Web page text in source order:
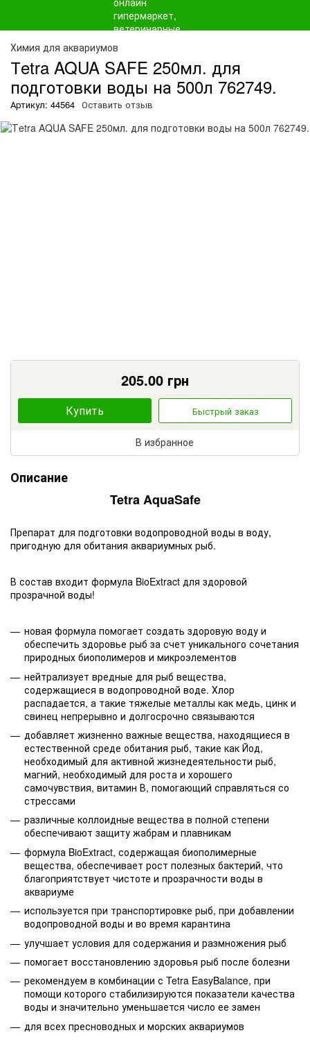
Химия для аквариумов
Тetra AQUA SAFE 250мл. для
подготовки воды на 500л 762749.
Артикул: 44564 Оставить отзыв
205.00 грн
Купить Быстрый заказ
В избранное
Описание
Tetra AquaSafe
Препарат для подготовки водопроводной воды в воду,
пригодную для обитания аквариумных рыб.
В состав входит формула BioExtract для здоровой
прозрачной воды!
новая формула помогает создать здоровую воду и
обеспечить здоровье рыб за счет уникального сочетания
природных биополимеров и микроэлементов
нейтрализует вредные для рыб вещества,
содержащиеся в водопроводной воде. Хлор
распадается, а такие тяжелые металлы как медь, цинк и
свинец непрерывно и долгосрочно связываются
добавляет жизненно важные вещества, находящиеся в
естественной среде обитания рыб, такие как Йод,
необходимый для активной жизнедеятельности рыб,
магний, необходимый для роста и хорошего
самочувствия, витамин В, помогающий справляться со
стрессами
различные коллоидные вещества в полной степени
обеспечивают защиту жабрам и плавникам
формула BioExtract, содержащая биополимерные
вещества, обеспечивает рост полезных бактерий, что
благоприятствует чистоте и прозрачности воды в
аквариуме
используется при транспортировке рыб, при добавлении
водопроводной воды и во время карантина
улучшает условия для содержания и размножения рыб
помогает восстановлению здоровья рыб после болезни
рекомендуем в комбинации с Tetra EasyBalance, при
помощи которого стабилизируются показатели качества
воды и значительно уменьшается число ее замен
для всех пресноводных и морских аквариумов